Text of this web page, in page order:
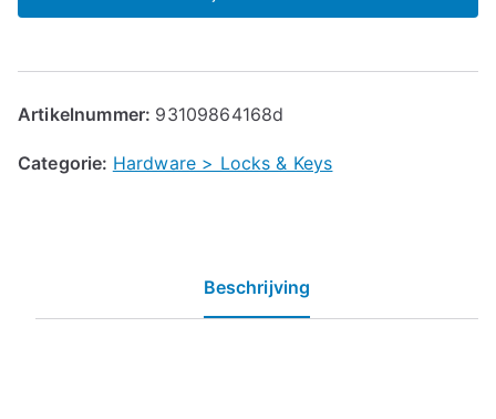
Artikelnummer: 93109864168d
Categorie: Hardware > Locks & Keys
Beschrijving